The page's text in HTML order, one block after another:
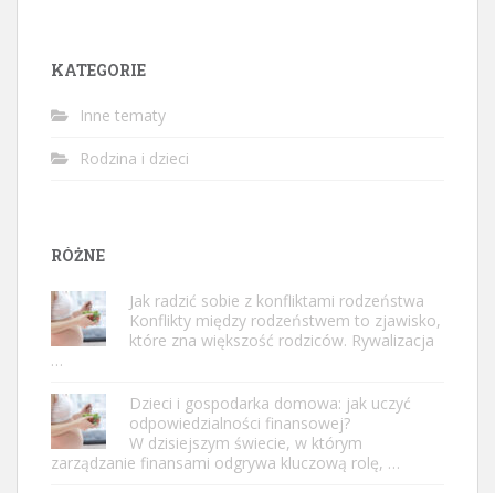
KATEGORIE
Inne tematy
Rodzina i dzieci
RÓŻNE
Jak radzić sobie z konfliktami rodzeństwa
Konflikty między rodzeństwem to zjawisko,
które zna większość rodziców. Rywalizacja
…
Dzieci i gospodarka domowa: jak uczyć
odpowiedzialności finansowej?
W dzisiejszym świecie, w którym
zarządzanie finansami odgrywa kluczową rolę, …